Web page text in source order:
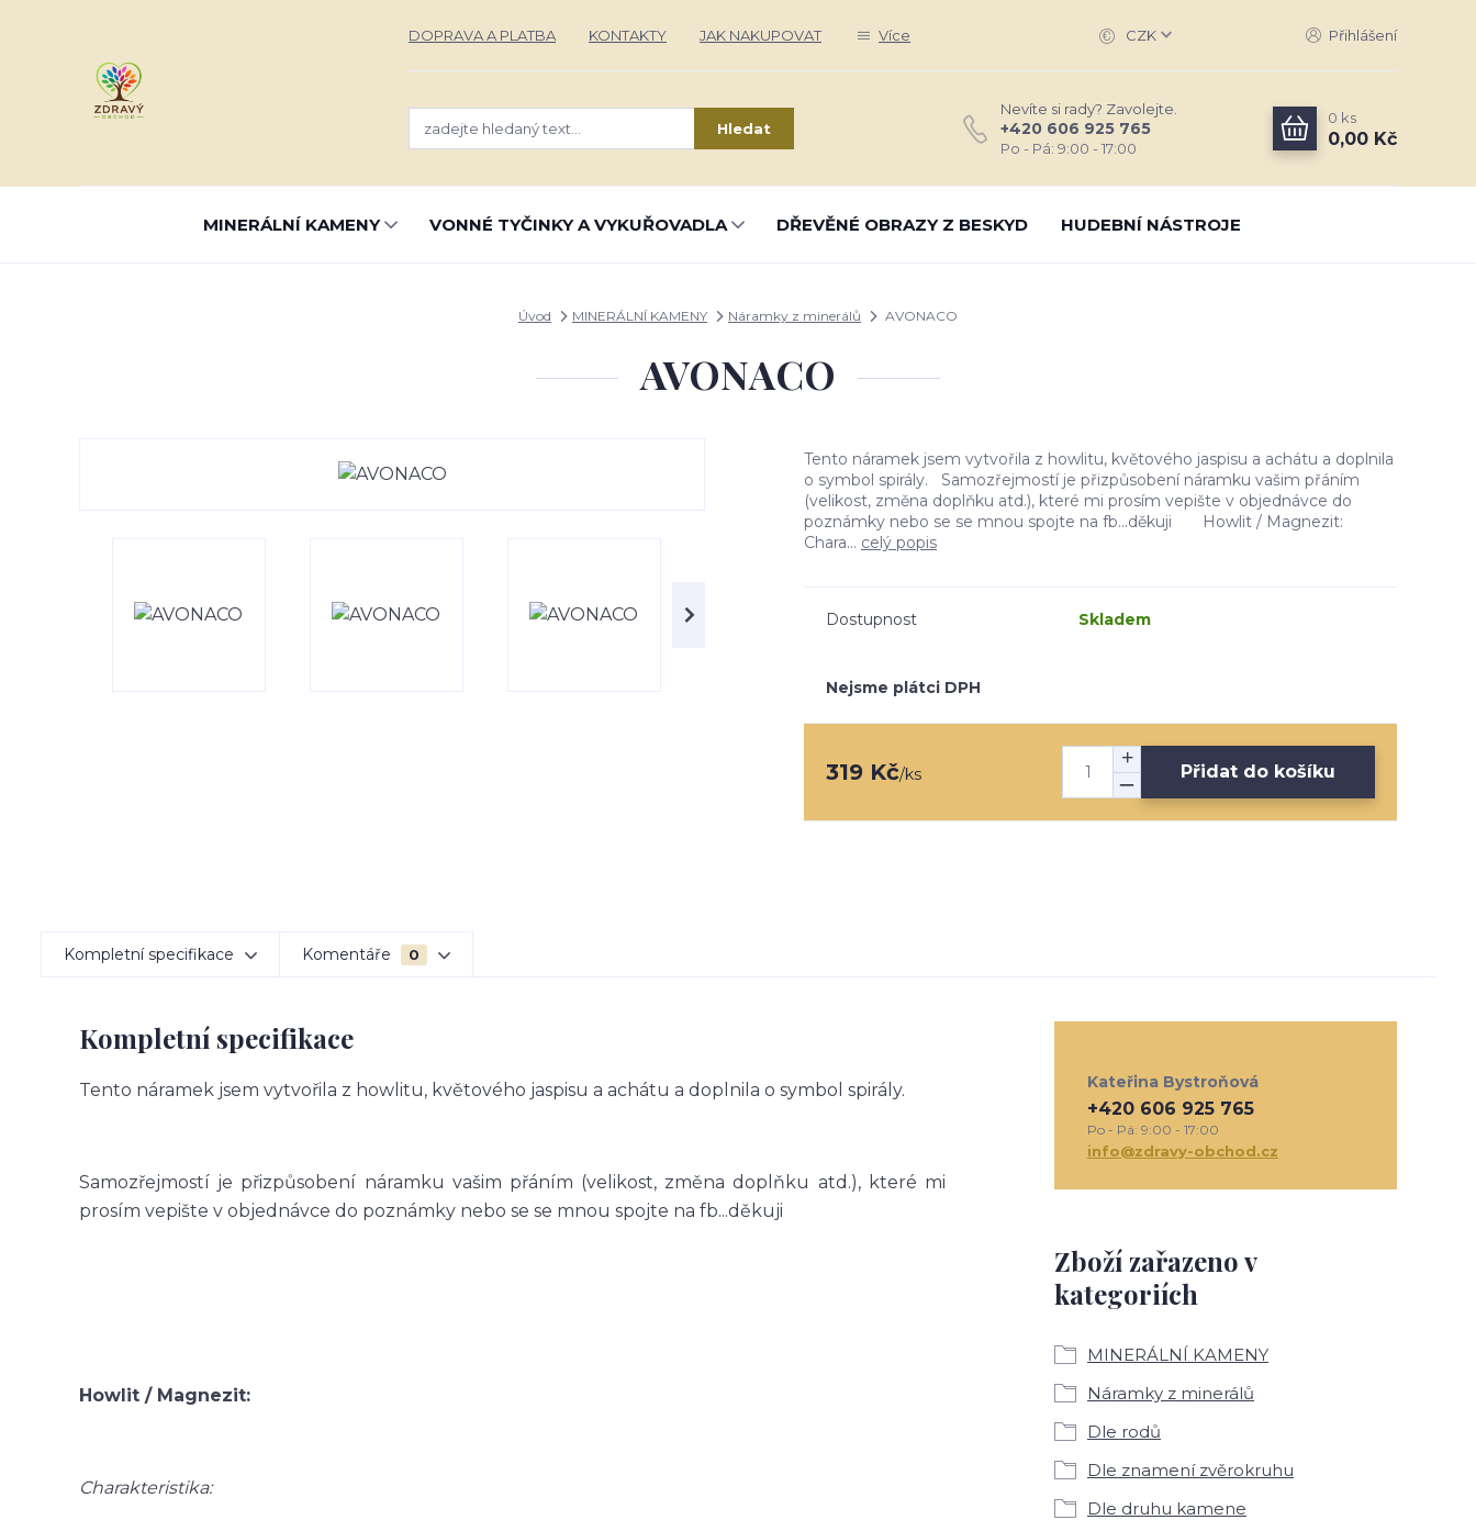
DOPRAVA A PLATBA KONTAKTY JAK NAKUPOVAT Více CZK Přihlášení
Hledat
Nevíte si rady? Zavolejte.
+420 606 925 765
Po - Pá: 9:00 - 17:00
0 ks
0,00 Kč
MINERÁLNÍ KAMENY VONNÉ TYČINKY A VYKUŘOVADLA DŘEVĚNÉ OBRAZY Z BESKYD HUDEBNÍ NÁSTROJE
Úvod MINERÁLNÍ KAMENY Náramky z minerálů AVONACO
AVONACO
Tento náramek jsem vytvořila z howlitu, květového jaspisu a achátu a doplnila
o symbol spirály. Samozřejmostí je přizpůsobení náramku vašim přáním
(velikost, změna doplňku atd.), které mi prosím vepište v objednávce do
poznámky nebo se se mnou spojte na fb...děkuji Howlit / Magnezit:
Chara... celý popis
Dostupnost Skladem
Nejsme plátci DPH
319 Kč/ks Přidat do košíku
Kompletní specifikace Komentáře 0
Kompletní specifikace
Tento náramek jsem vytvořila z howlitu, květového jaspisu a achátu a doplnila o symbol spirály.
Samozřejmostí je přizpůsobení náramku vašim přáním (velikost, změna doplňku atd.), které mi
prosím vepište v objednávce do poznámky nebo se se mnou spojte na fb...děkuji
Howlit / Magnezit:
Charakteristika:
Zboží zařazeno v
kategoriích
MINERÁLNÍ KAMENY
Náramky z minerálů
Dle rodů
Dle znamení zvěrokruhu
Dle druhu kamene
Kateřina Bystroňová
+420 606 925 765
Po - Pá: 9:00 - 17:00
info@zdravy-obchod.cz